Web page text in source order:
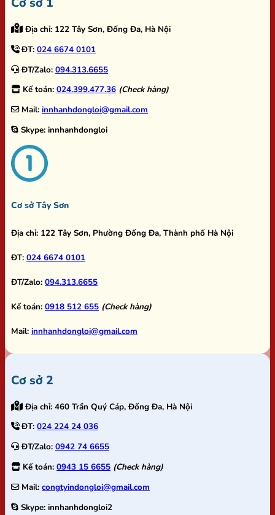
Địa chỉ: 122 Tây Sơn, Đống Đa, Hà Nội
ĐT: 024 6674 0101
ĐT/Zalo: 094.313.6655
Kế toán: 024.399.477.36 (Check hàng)
Mail: innhanhdongloi@gmail.com
Skype: innhanhdongloi
Cơ sở Tây Sơn
Địa chỉ: 122 Tây Sơn, Phường Đống Đa, Thành phố Hà Nội
ĐT: 024 6674 0101
ĐT/Zalo: 094.313.6655
Kế toán: 0918 512 655 (Check hàng)
Mail: innhanhdongloi@gmail.com
Cơ sở 2
Địa chỉ: 460 Trần Quý Cáp, Đống Đa, Hà Nội
ĐT: 024 224 24 036
ĐT/Zalo: 0942 74 6655
Kế toán: 0943 15 6655 (Check hàng)
Mail: congtyindongloi@gmail.com
Skype: innhanhdongloi2